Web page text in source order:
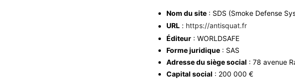
Nom du site: SDS (Smoke Defense
URL: https://antisquat.fr
Éditeur: WORLDSAFE
Forme juridique: SAS
Adresse du siège social : 78 avenue
Capital social : 200 000 €